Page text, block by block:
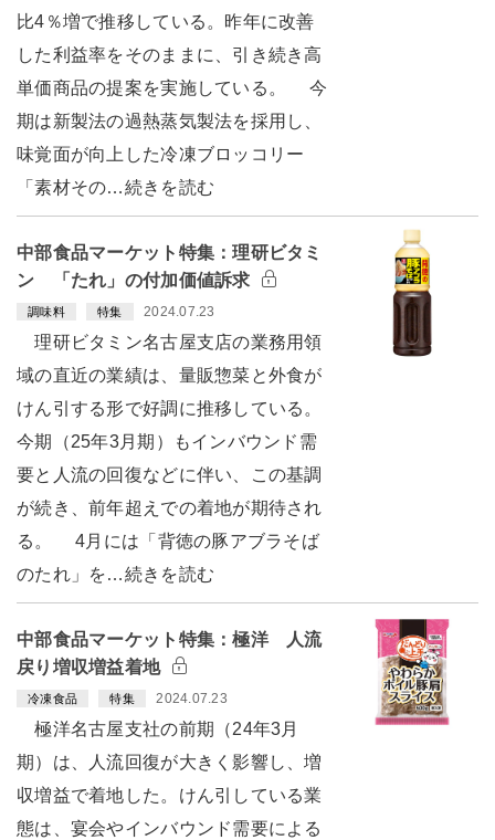
比4％増で推移している。昨年に改善
した利益率をそのままに、引き続き高
単価商品の提案を実施している。 今
期は新製法の過熱蒸気製法を採用し、
味覚面が向上した冷凍ブロッコリー
「素材その…続きを読む
中部食品マーケット特集：理研ビタミ
ン 「たれ」の付加価値訴求
調味料 特集 2024.07.23
理研ビタミン名古屋支店の業務用領
域の直近の業績は、量販惣菜と外食が
けん引する形で好調に推移している。
今期（25年3月期）もインバウンド需
要と人流の回復などに伴い、この基調
が続き、前年超えでの着地が期待され
る。 4月には「背徳の豚アブラそば
のたれ」を…続きを読む
中部食品マーケット特集：極洋 人流
戻り増収増益着地
冷凍食品 特集 2024.07.23
極洋名古屋支社の前期（24年3月
期）は、人流回復が大きく影響し、増
収増益で着地した。けん引している業
態は、宴会やインバウンド需要による